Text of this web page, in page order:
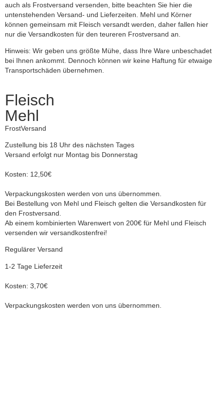
auch als Frostversand versenden, bitte beachten Sie hier die
untenstehenden Versand- und Lieferzeiten. Mehl und Körner
können gemeinsam mit Fleisch versandt werden, daher fallen hier
nur die Versandkosten für den teureren Frostversand an.
Hinweis: Wir geben uns größte Mühe, dass Ihre Ware unbeschadet
bei Ihnen ankommt. Dennoch können wir keine Haftung für etwaige
Transportschäden übernehmen.
Fleisch
Mehl
FrostVersand
Zustellung bis 18 Uhr des nächsten Tages
Versand erfolgt nur Montag bis Donnerstag
Kosten: 12,50€
Verpackungskosten werden von uns übernommen.
Bei Bestellung von Mehl und Fleisch gelten die Versandkosten für
den Frostversand.
Ab einem kombinierten Warenwert von 200€ für Mehl und Fleisch
versenden wir versandkostenfrei!
Regulärer Versand
1-2 Tage Lieferzeit
Kosten: 3,70€
Verpackungskosten werden von uns übernommen.